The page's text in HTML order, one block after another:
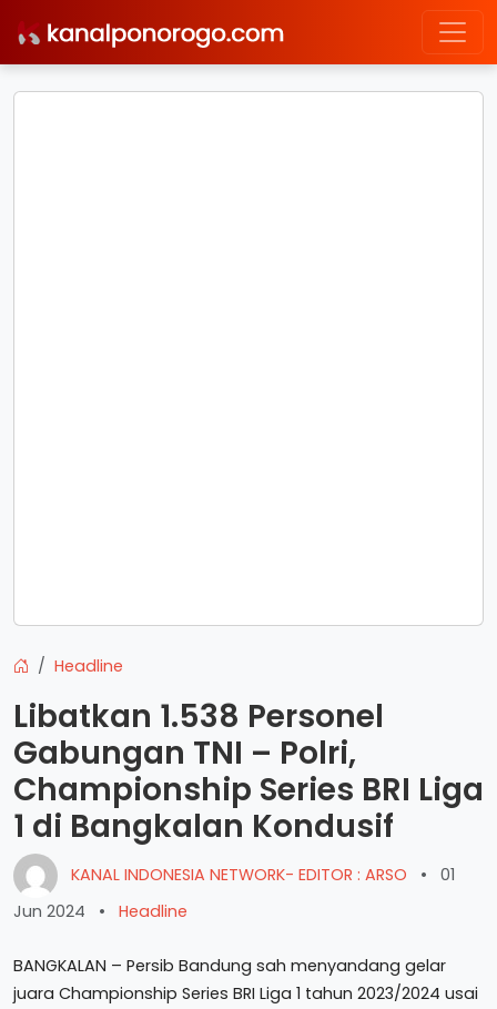
Headline
Libatkan 1.538 Personel
Gabungan TNI – Polri,
Championship Series BRI Liga
1 di Bangkalan Kondusif
KANAL INDONESIA NETWORK- EDITOR : ARSO •
01
Jun 2024
• Headline
BANGKALAN – Persib Bandung sah menyandang gelar
juara Championship Series BRI Liga 1 tahun 2023/2024 usai